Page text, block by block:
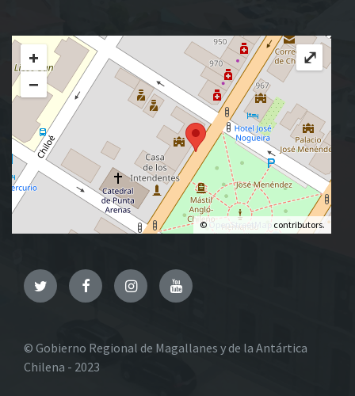
+
−
© OpenStreetMap contributors.
⤢
TwitterFacebookInstagramYouTube
© Gobierno Regional de Magallanes y de la Antártica
Chilena - 2023